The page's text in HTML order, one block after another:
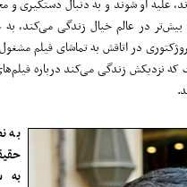
بیش‌تر در عالم خیال زندگی می‌کند،
در اتاقش به تماشای فیلم
نزدیکش زندگی می‌کند درباره
به
به